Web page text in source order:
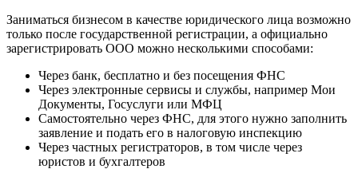
Заниматься бизнесом в качестве юридического лица возможно
только после государственной регистрации, а официально
зарегистрировать ООО можно несколькими способами:
Через банк, бесплатно и без посещения ФНС
Через электронные сервисы и службы, например Мои
Документы, Госуслуги или МФЦ
Самостоятельно через ФНС, для этого нужно заполнить
заявление и подать его в налоговую инспекцию
Через частных регистраторов, в том числе через
юристов и бухгалтеров